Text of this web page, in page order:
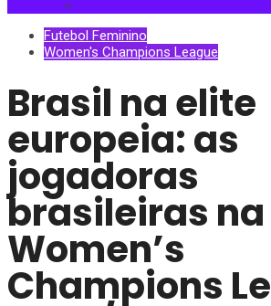
Futebol Feminino
Women's Champions League
Brasil na elite
europeia: as
jogadoras
brasileiras na
Women’s
Champions